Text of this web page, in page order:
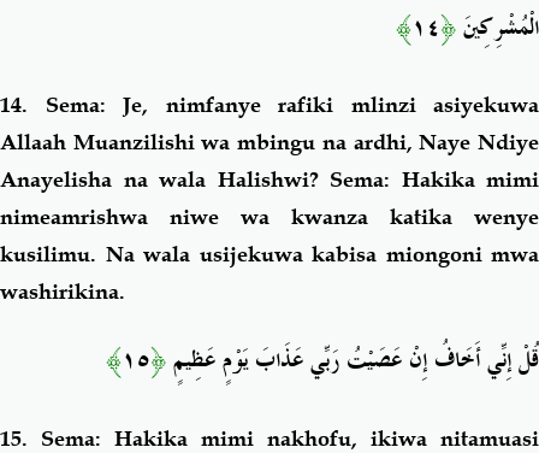
الْمُشْرِكِينَ﴿١٤﴾
14. Sema: Je, nimfanye rafiki mlinzi asiyekuwa
Allaah Muanzilishi wa mbingu na ardhi, Naye Ndiye
Anayelisha na wala Halishwi? Sema: Hakika mimi
nimeamrishwa niwe wa kwanza katika wenye
kusilimu. Na wala usijekuwa kabisa miongoni mwa
washirikina.
قُلْ إِنِّي أَخَافُ إِنْ عَصَيْتُ رَبِّي عَذَابَ يَوْمٍ عَظِيمٍ﴿١٥﴾
15. Sema: Hakika mimi nakhofu, ikiwa nitamuasi